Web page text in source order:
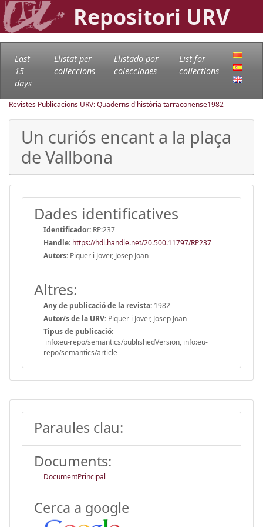
Repositori URV
Last
15
days
Llistat per
col·leccions
Llistado por
colecciones
List for
collections
Revistes Publicacions URV: Quaderns d'història tarraconense1982
Un curiós encant a la plaça
de Vallbona
Dades identificatives
Identificador: RP:237
Handle: https://hdl.handle.net/20.500.11797/RP237
Autors: Piquer i Jover, Josep Joan
Altres:
Any de publicació de la revista: 1982
Autor/s de la URV: Piquer i Jover, Josep Joan
Tipus de publicació:
info:eu-repo/semantics/publishedVersion, info:eu-
repo/semantics/article
Paraules clau:
Documents:
DocumentPrincipal
Cerca a google